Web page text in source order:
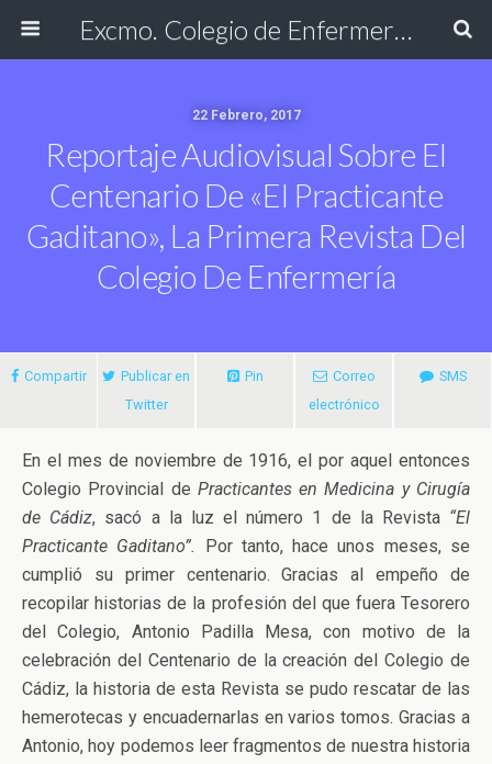
Excmo. Colegio de Enfermería de Cádiz
22 Febrero, 2017
Reportaje Audiovisual Sobre El
Centenario De «El Practicante
Gaditano», La Primera Revista Del
Colegio De Enfermería
Compartir
Publicar en
Twitter
Pin
Correo
electrónico
SMS
En el mes de noviembre de 1916, el por aquel entonces
Colegio Provincial de Practicantes en Medicina y Cirugía
de Cádiz, sacó a la luz el número 1 de la Revista “El
Practicante Gaditano”. Por tanto, hace unos meses, se
cumplió su primer centenario. Gracias al empeño de
recopilar historias de la profesión del que fuera Tesorero
del Colegio, Antonio Padilla Mesa,con motivo de la
celebración del Centenario de la creación del Colegio de
Cádiz, la historia de esta Revista se pudo rescatar de las
hemerotecas y encuadernarlas en varios tomos. Gracias a
Antonio, hoy podemos leer fragmentos de nuestra historia